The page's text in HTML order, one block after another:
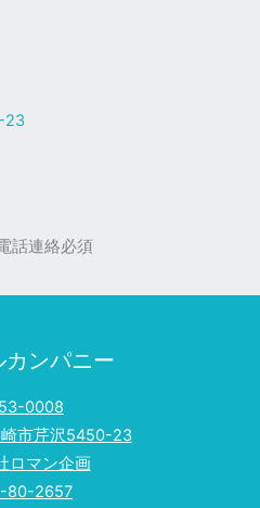
23
話連絡必須
カンパニー
0008
市芹沢5450-23
ロマン企画
80-2657